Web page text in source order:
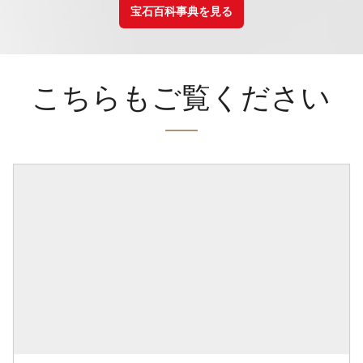
宝石百科事典を見る
こちらもご覧ください